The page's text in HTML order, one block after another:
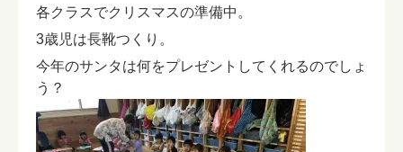
各クラスでクリスマスの準備中。
3歳児は長靴つくり。
今年のサンタは何をプレゼントしてくれるのでしょ
う？